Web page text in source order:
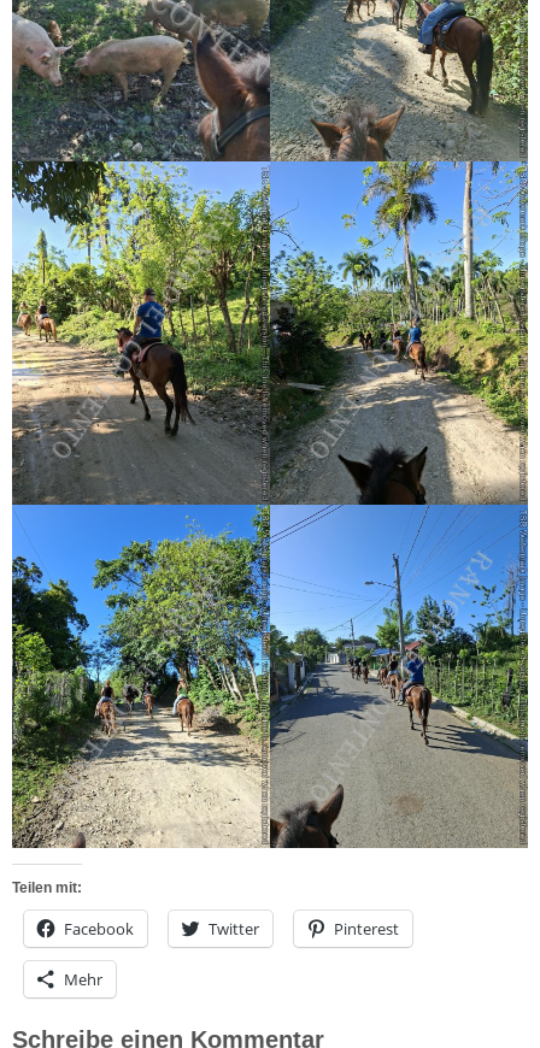
Teilen mit:
Facebook Twitter Pinterest
Mehr
Schreibe einen Kommentar